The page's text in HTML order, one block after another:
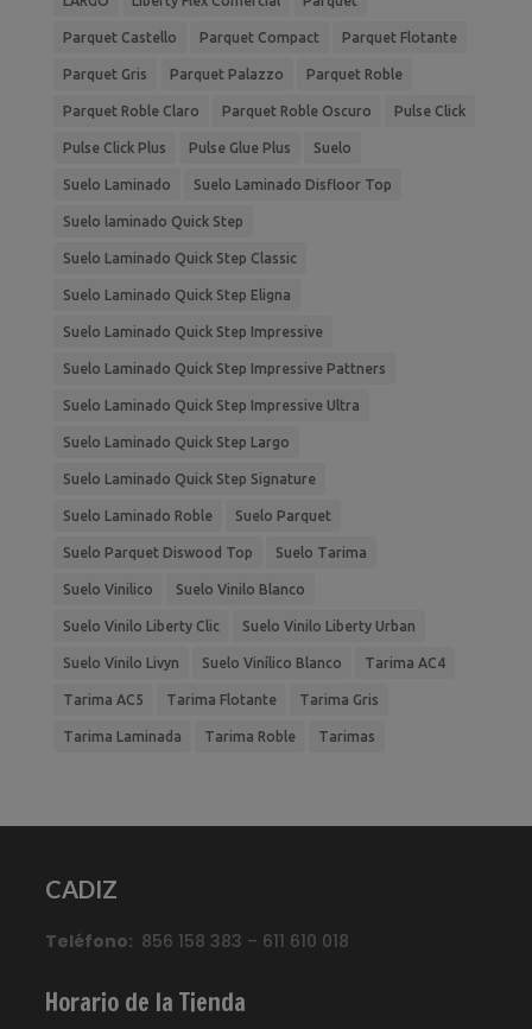
Parquet Castello Parquet Compact Parquet Flotante
Parquet Gris Parquet Palazzo Parquet Roble
Parquet Roble Claro Parquet Roble Oscuro Pulse Click
Pulse Click Plus Pulse Glue Plus Suelo
Suelo Laminado Suelo Laminado Disfloor Top
Suelo laminado Quick Step
Suelo Laminado Quick Step Classic
Suelo Laminado Quick Step Eligna
Suelo Laminado Quick Step Impressive
Suelo Laminado Quick Step Impressive Pattners
Suelo Laminado Quick Step Impressive Ultra
Suelo Laminado Quick Step Largo
Suelo Laminado Quick Step Signature
Suelo Laminado Roble Suelo Parquet
Suelo Parquet Diswood Top Suelo Tarima
Suelo Vinilico Suelo Vinilo Blanco
Suelo Vinilo Liberty Clic Suelo Vinilo Liberty Urban
Suelo Vinilo Livyn Suelo Vinílico Blanco Tarima AC4
Tarima AC5 Tarima Flotante Tarima Gris
Tarima Laminada Tarima Roble Tarimas
CADIZ
Teléfono: 856 158 383 – 611 610 018
Horario de la Tienda